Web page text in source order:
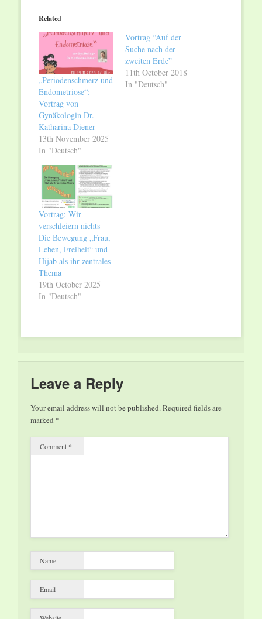
(Opens
in
new
Related
„Periodenschmerz und
Endometriose“:
Vortrag von
Gynäkologin Dr.
Katharina Diener
13th November 2025
In "Deutsch"
Vortrag “Auf der
Suche nach der
zweiten Erde”
11th October 2018
In "Deutsch"
Vortrag: Wir
verschleiern nichts –
Die Bewegung „Frau,
Leben, Freiheit“ und
Hijab als ihr zentrales
Thema
19th October 2025
In "Deutsch"
Leave a Reply
Your email address will not be published.Required fields are
marked *
Comment *
Name
Email